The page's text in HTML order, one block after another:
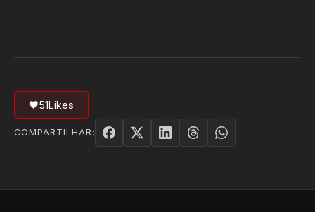
🖤51Likes
COMPARTILHAR: